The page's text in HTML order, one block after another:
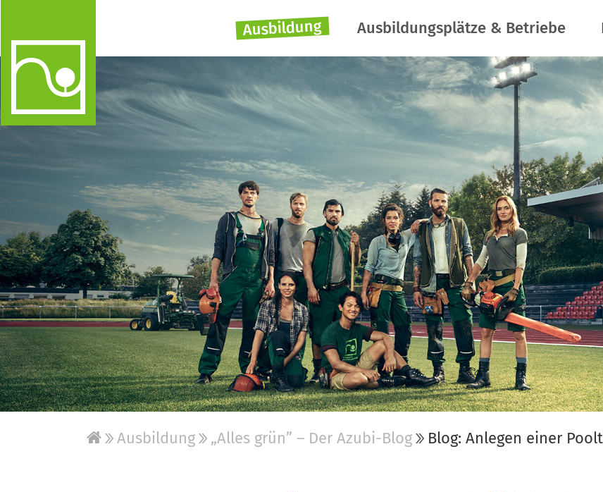
Ausbildung Ausbildungsplätze & Betriebe
Ausbildung „Alles grün” – Der Azubi-Blog Blog: Anlegen einer